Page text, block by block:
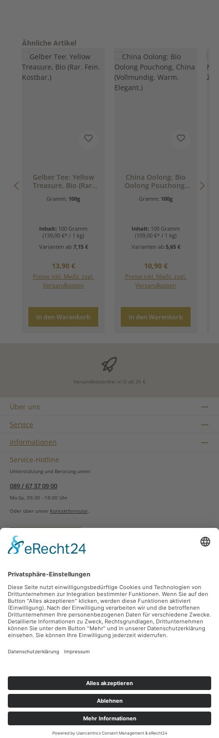
Produktgalerie überspringen
Ähnliche Artikel
Gelber Tee: Yellow
Treasure, Bio (Rar.
Gramm: 100g
Inhalt: 100 Gramm
(139,00 €* / 1 kg)
Varianten ab 7,15 €
Regulärer Preis:
13,90 €
Preise inkl. MwSt. zzgl.
Versandkosten
In den Warenkorb
China Oolong: Bio
Oolong Pouchong,
Warm. Elegant.)
Gramm: 100g
Inhalt: 100 Gramm
(109,00 €* / 1 kg)
Varianten ab 5,65 €
Regulärer Preis:
10,90 €
Preise inkl. MwSt. zzgl.
Versandkosten
In den Warenkorb
Versandkostenfrei in D ab 35 €
Über uns
Service
Informationen
Service-Hotline
Unterstützung und Beratung unter:
089 / 67 37 09 00
Mo-Sa, 09:30 - 18:00 Uhr
Oder über unser Kontaktformular.
Vertrag widerrufen
Zahlungsarten
Sicher Einkaufen
Ladengeschäft
Newsletter
Facebook Instagram
Alle Preise inkl. gesetzl. Mehrwertsteuer zzgl.
Nachnahmegebühren, wenn nicht anders angegeben.